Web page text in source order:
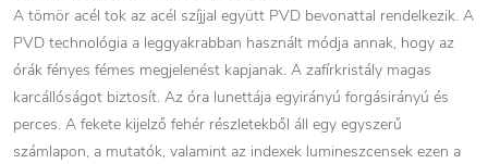
A tömör acél tok az acél szíjjal együtt PVD bevonattal rendelkezik. A
PVD technológia a leggyakrabban használt módja annak, hogy az
órák fényes fémes megjelenést kapjanak. A zafírkristály magas
karcállóságot biztosít. Az óra lunettája egyirányú forgásirányú és
perces. A fekete kijelző fehér részletekből áll egy egyszerű
számlapon, a mutatók, valamint az indexek lumineszcensek ezen a